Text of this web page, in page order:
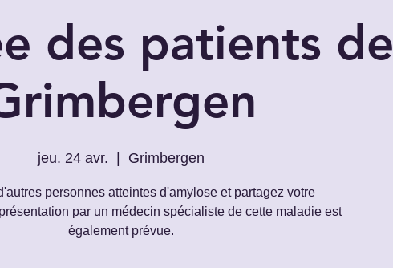
des patients de
jeu. 24 avr. Grimbergen
personnes atteintes d'amylose et partagez votre
par un médecin spécialiste de cette maladie est
également prévue.